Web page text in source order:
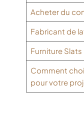
Acheter du
Fabricant de
Furniture
Comment
pour votre